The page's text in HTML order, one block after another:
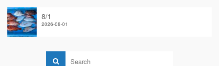
8/1
2026-08-01